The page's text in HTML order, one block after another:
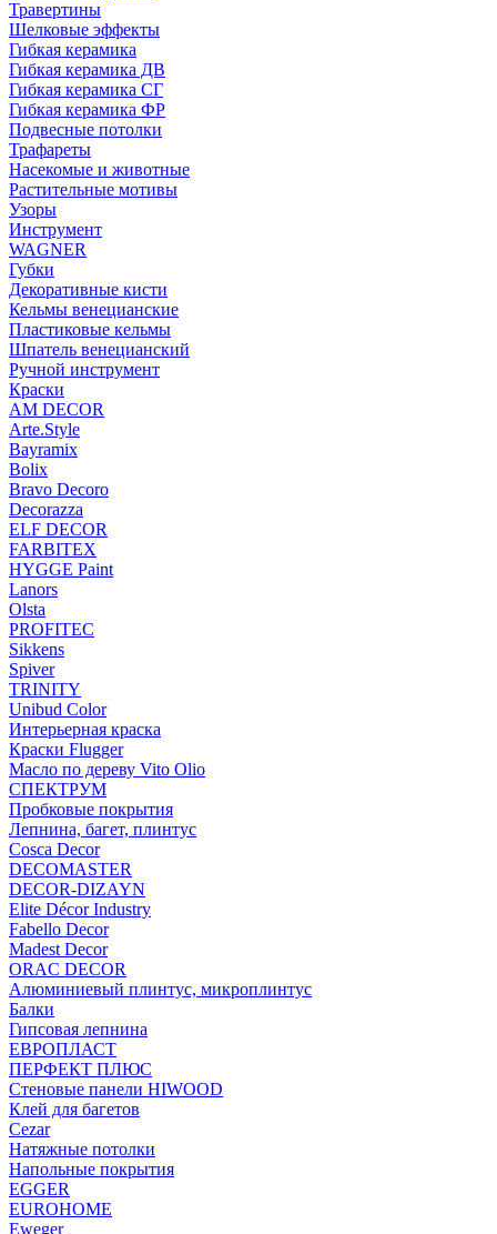
Травертины
Шелковые эффекты
Гибкая керамика
Гибкая керамика ДВ
Гибкая керамика СГ
Гибкая керамика ФР
Подвесные потолки
Трафареты
Насекомые и животные
Растительные мотивы
Узоры
Инструмент
WAGNER
Губки
Декоративные кисти
Кельмы венецианские
Пластиковые кельмы
Шпатель венецианский
Ручной инструмент
Краски
AM DECOR
Arte.Style
Bayramix
Bolix
Bravo Decoro
Decorazza
ELF DECOR
FARBITEX
HYGGE Paint
Lanors
Olsta
PROFITEC
Sikkens
Spiver
TRINITY
Unibud Color
Интерьерная краска
Краски Flugger
Масло по дереву Vito Olio
СПЕКТРУМ
Пробковые покрытия
Лепнина, багет, плинтус
Cosca Decor
DECOMASTER
DECOR-DIZAYN
Elite Décor Industry
Fabello Decor
Madest Decor
ORAC DECOR
Алюминиевый плинтус, микроплинтус
Балки
Гипсовая лепнина
ЕВРОПЛАСТ
ПЕРФЕКТ ПЛЮС
Стеновые панели HIWOOD
Клей для багетов
Cezar
Натяжные потолки
Напольные покрытия
EGGER
EUROHOME
Eweger